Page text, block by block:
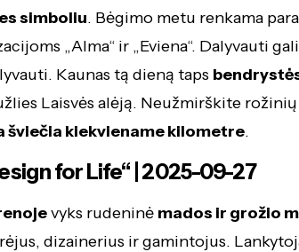
simboliu. Bėgimo metu renkama
„Alma“ ir „Eviena“. Dalyvauti
Kaunas tą dieną taps
Laisvės alėją. Neužmirškite rožinių
šviečia kiekviename kilometre.
for Life“ | 2025-09-27
vyks rudeninė mados ir grožio
dizainerius ir gamintojus.